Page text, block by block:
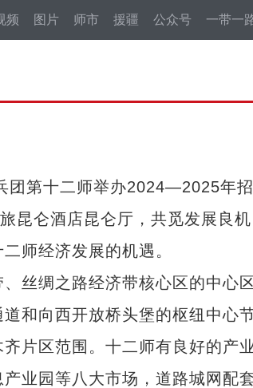
频 图片 师市 援疆 公众号 一带一
第十二师举办2024—2025年招
昆仑酒店昆仑厅，共觅发展良
师经济发展的机遇。
绸之路经济带核心区的中心
和向西开放桥头堡的枢纽中心
片区范围。十二师有良好的产
业园等八大市场，道路城网配